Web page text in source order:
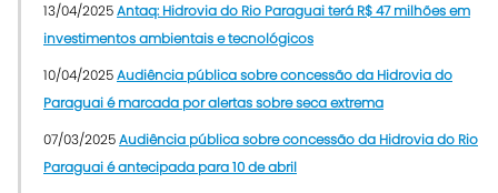
13/04/2025Antaq: Hidrovia do Rio Paraguai terá R$ 47 milhões em
investimentos ambientais e tecnológicos
10/04/2025Audiência pública sobre concessão da Hidrovia do
Paraguai é marcada por alertas sobre seca extrema
07/03/2025Audiência pública sobre concessão da Hidrovia do Rio
Paraguai é antecipada para 10 de abril